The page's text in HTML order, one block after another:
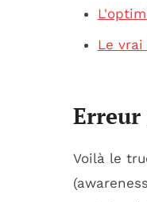
Le
Erreur
Voilà le